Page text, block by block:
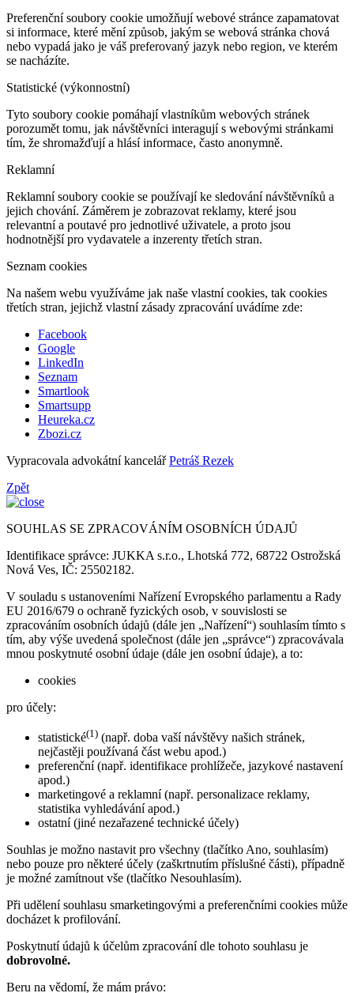
Preferenční soubory cookie umožňují webové stránce zapamatovat
si informace, které mění způsob, jakým se webová stránka chová
nebo vypadá jako je váš preferovaný jazyk nebo region, ve kterém
se nacházíte.
Statistické (výkonnostní)
Tyto soubory cookie pomáhají vlastníkům webových stránek
porozumět tomu, jak návštěvníci interagují s webovými stránkami
tím, že shromažďují a hlásí informace, často anonymně.
Reklamní
Reklamní soubory cookie se používají ke sledování návštěvníků a
jejich chování. Záměrem je zobrazovat reklamy, které jsou
relevantní a poutavé pro jednotlivé uživatele, a proto jsou
hodnotnější pro vydavatele a inzerenty třetích stran.
Seznam cookies
Na našem webu využíváme jak naše vlastní cookies, tak cookies
třetích stran, jejichž vlastní zásady zpracování uvádíme zde:
Facebook
Google
LinkedIn
Seznam
Smartlook
Smartsupp
Heureka.cz
Zbozi.cz
Vypracovala advokátní kancelářPetráš Rezek
Zpět
SOUHLAS SE ZPRACOVÁNÍM OSOBNÍCH ÚDAJŮ
Identifikace správce: JUKKA s.r.o., Lhotská 772, 68722 Ostrožská
Nová Ves, IČ: 25502182.
V souladu s ustanoveními Nařízení Evropského parlamentu a Rady
EU 2016/679 o ochraně fyzických osob, v souvislosti se
zpracováním osobních údajů (dále jen „Nařízení“) souhlasím tímto s
tím, aby výše uvedená společnost (dále jen „správce“) zpracovávala
mnou poskytnuté osobní údaje (dále jen osobní údaje), a to:
cookies
pro účely:
statistické(1) (např. doba vaší návštěvy našich stránek,
nejčastěji používaná část webu apod.)
preferenční (např. identifikace prohlížeče, jazykové nastavení
apod.)
marketingové a reklamní (např. personalizace reklamy,
statistika vyhledávání apod.)
ostatní (jiné nezařazené technické účely)
Souhlas je možno nastavit pro všechny (tlačítko Ano, souhlasím)
nebo pouze pro některé účely (zaškrtnutím příslušné části), případně
je možné zamítnout vše (tlačítko Nesouhlasím).
Při udělení souhlasu smarketingovými a preferenčními cookies může
docházet k profilování.
Poskytnutí údajů k účelům zpracování dle tohoto souhlasu je
dobrovolné.
Beru na vědomí, že mám právo: